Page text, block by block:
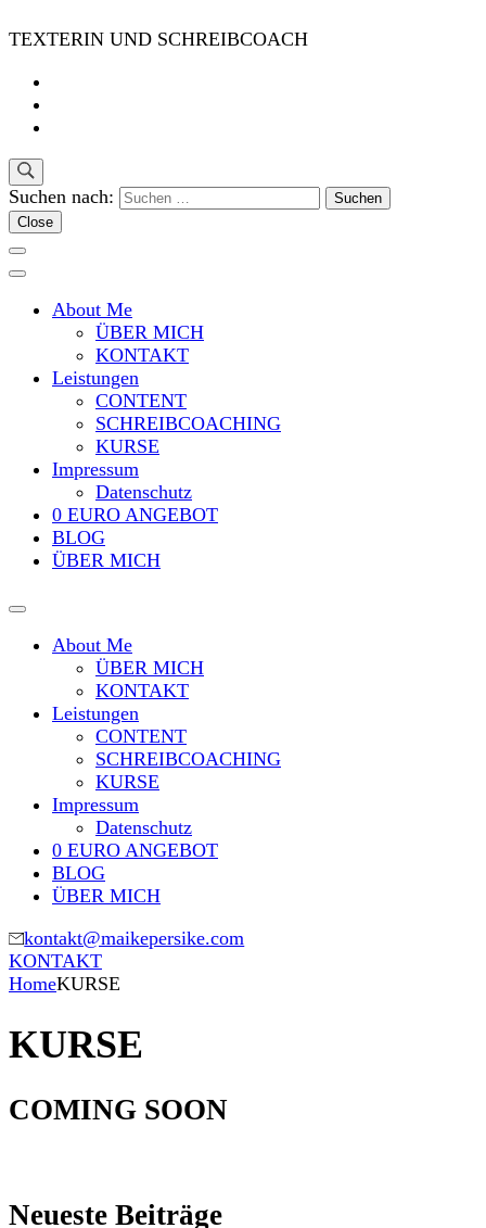
TEXTERIN UND SCHREIBCOACH
Suchen nach:
Close
About Me
ÜBER MICH
KONTAKT
Leistungen
CONTENT
SCHREIBCOACHING
KURSE
Impressum
Datenschutz
0 EURO ANGEBOT
BLOG
ÜBER MICH
About Me
ÜBER MICH
KONTAKT
Leistungen
CONTENT
SCHREIBCOACHING
KURSE
Impressum
Datenschutz
0 EURO ANGEBOT
BLOG
ÜBER MICH
kontakt@maikepersike.com
KONTAKT
HomeKURSE
KURSE
COMING SOON
Neueste Beiträge